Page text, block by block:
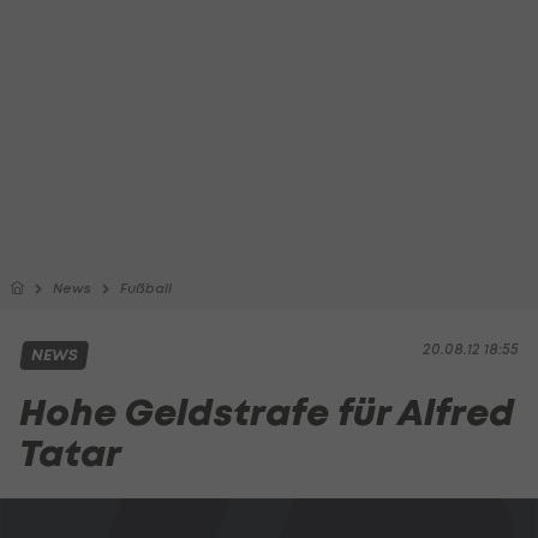
News Fußball
20.08.12 18:55
NEWS
Hohe Geldstrafe für Alfred
Tatar